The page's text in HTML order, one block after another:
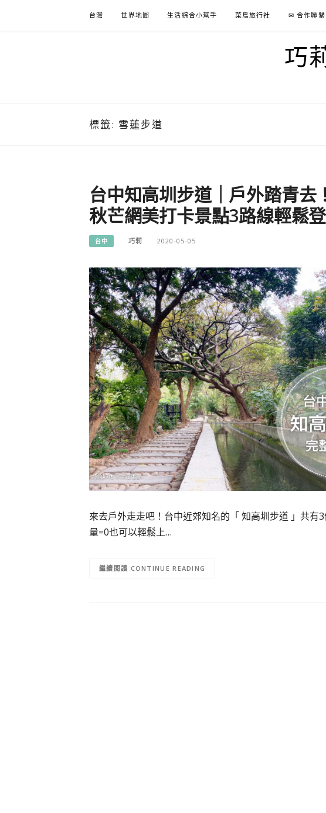
台灣 世界地圖 生活綜合小幫手 菜鳥旅行社 ✉ 合作聯繫
巧
標籤: 雪蓮步道
台中知高圳步道｜戶外踏青去
秋芒網美打卡景點3路線輕鬆
台中 巧莉 2020-05-05
來去戶外走走吧！台中近郊知名的「 知高圳步道 」共有
量=0也可以輕鬆上…
CONTINUE READING